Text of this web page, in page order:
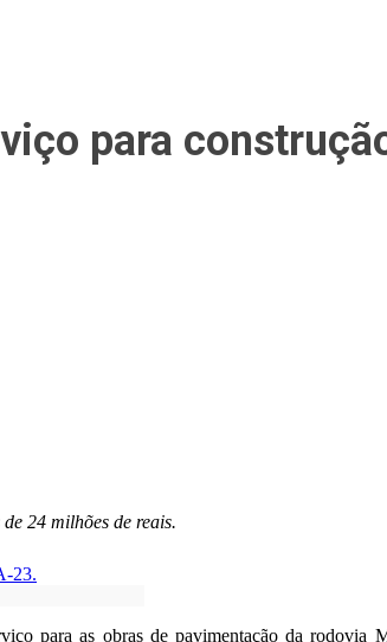
para
24 milhões de reais.
para as obras de pavimentação da